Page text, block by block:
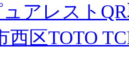
アレスト
西区TOTO